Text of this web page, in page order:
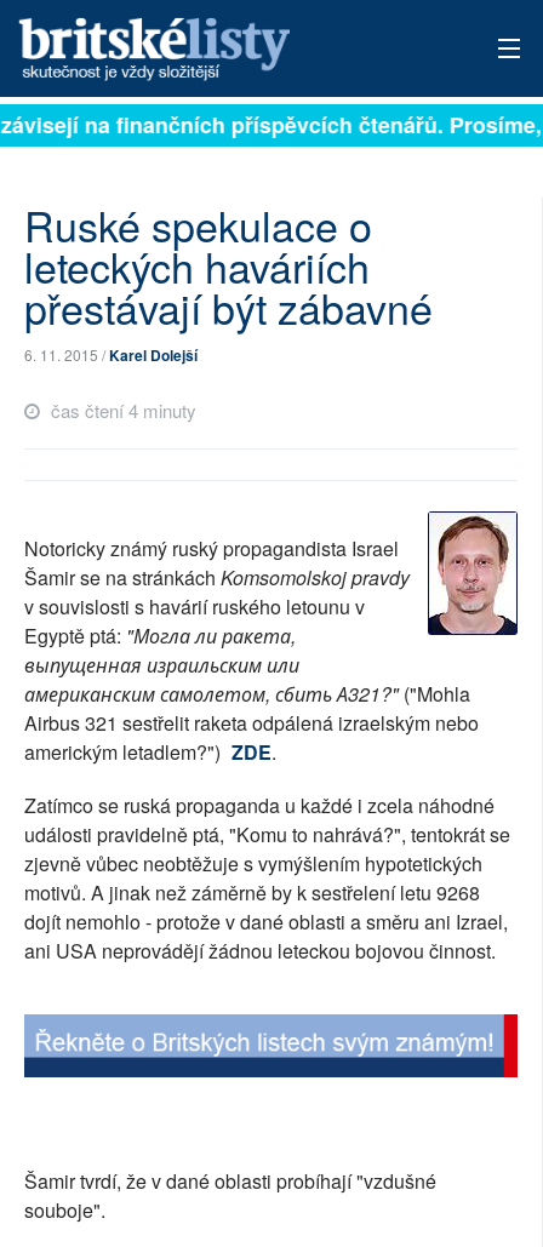
PŘIHLÁSIT
ARCHIV
ROZHOVORY
TÉMATA
NEJČTENĚJŠÍ ZA 7 DNÍ
SOCIÁLNÍ SÍTĚ
RUBRIKY
PLNÁ VERZE STRÁNEK
na finančních příspěvcích čtenářů. Prosíme,
Ruské spekulace o
leteckých haváriích
přestávají být zábavné
6. 11. 2015 /Karel Dolejší
čas čtení 4 minuty
Notoricky známý ruský propagandista Israel
Šamir se na stránkách Komsomolskoj pravdy
v souvislosti s havárií ruského letounu v
Egyptě ptá: "Могла ли ракета,
выпущенная израильским или
американским самолетом, сбить А321?"("Mohla
Airbus 321 sestřelit raketa odpálená izraelským nebo
americkým letadlem?") ZDE.
Zatímco se ruská propaganda u každé i zcela náhodné
události pravidelně ptá, "Komu to nahrává?", tentokrát se
zjevně vůbec neobtěžuje s vymýšlením hypotetických
motivů. A jinak než záměrně by k sestřelení letu 9268
dojít nemohlo - protože v dané oblasti a směru ani Izrael,
ani USA neprovádějí žádnou leteckou bojovou činnost.
Šamir tvrdí, že v dané oblasti probíhají "vzdušné
souboje".